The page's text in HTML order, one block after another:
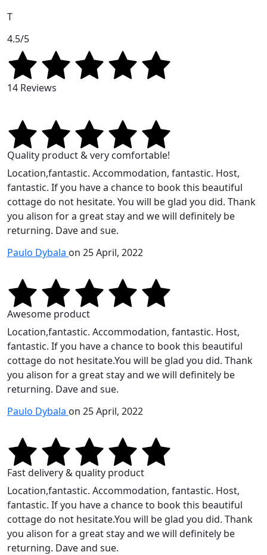
T
4.5/5
14 Reviews
Quality product & very comfortable!
Location,fantastic. Accommodation, fantastic. Host,
fantastic. If you have a chance to book this beautiful
cottage do not hesitate. You will be glad you did. Thank
you alison for a great stay and we will definitely be
returning. Dave and sue.
Paulo Dybala on 25 April, 2022
Awesome product
Location,fantastic. Accommodation, fantastic. Host,
fantastic. If you have a chance to book this beautiful
cottage do not hesitate.You will be glad you did. Thank
you alison for a great stay and we will definitely be
returning. Dave and sue.
Paulo Dybala on 25 April, 2022
Fast delivery & quality product
Location,fantastic. Accommodation, fantastic. Host,
fantastic. If you have a chance to book this beautiful
cottage do not hesitate.You will be glad you did. Thank
you alison for a great stay and we will definitely be
returning. Dave and sue.